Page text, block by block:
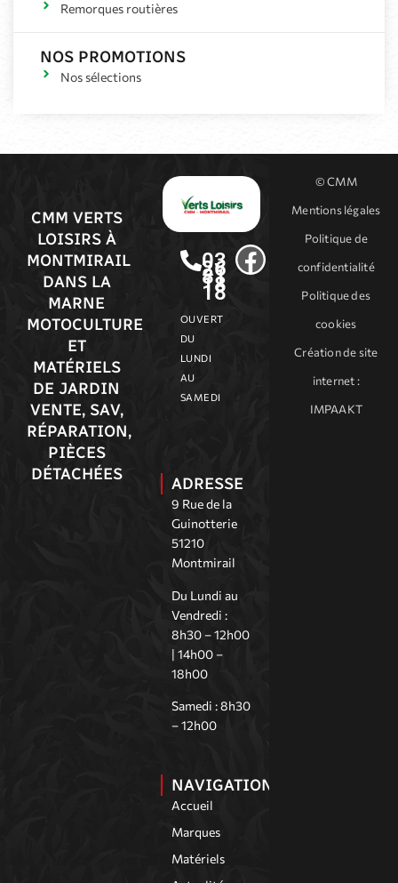
Remorques routières
NOS PROMOTIONS
Nos sélections
CMM VERTS
LOISIRS À
MONTMIRAIL
DANS LA
MARNE
MOTOCULTURE
ET
MATÉRIELS
DE JARDIN
VENTE, SAV,
RÉPARATION,
PIÈCES
DÉTACHÉES
03
26
81
18
18
OUVERT
DU
LUNDI
AU
SAMEDI
ADRESSE
9 Rue de la
Guinotterie
51210
Montmirail
Du Lundi au
Vendredi :
8h30 – 12h00
| 14h00 –
18h00
Samedi : 8h30
– 12h00
NAVIGATION
Accueil
Marques
Matériels
© CMM
Mentions légales
Politique de
confidentialité
Politique des
cookies
Création de site
internet:
IMPAAKT